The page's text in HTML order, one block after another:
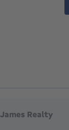
en
James Realty